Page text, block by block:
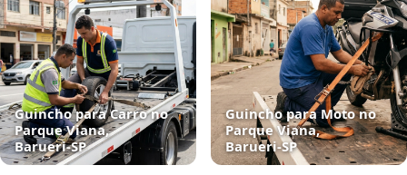
Guincho para Carro no
Parque Viana,
Barueri‑SP
Guincho para Moto no
Parque Viana,
Barueri‑SP